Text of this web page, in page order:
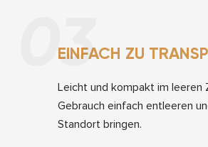
03
EINFACH ZU
Leicht und kompakt im leeren
Gebrauch einfach entleeren
Standort bringen.